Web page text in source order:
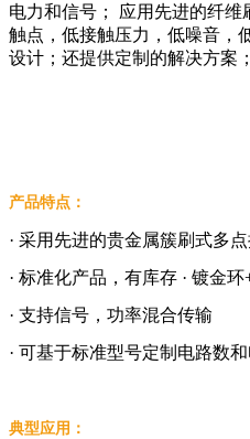
电力和信号； 应用先进的纤
触点，低接触压力，低噪音，
设计；还提供定制的解决方案；
产
· 采用先进的贵金属簇刷式多
· 标准化产品，有库存 · 镀金环
· 支持信号，功率混合传输
· 可基于标准型号定制电路数
典型应用：